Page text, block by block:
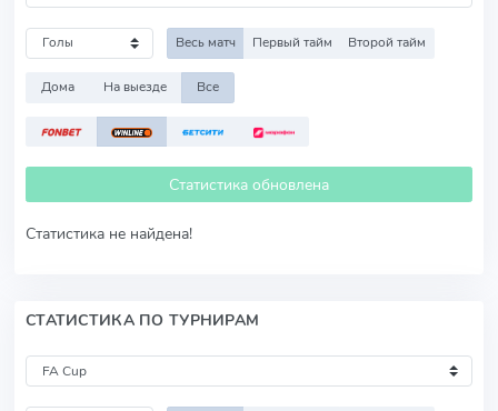
Весь матч Первый тайм Второй тайм
Дома На выезде Все
Статистика обновлена
Статистика не найдена!
СТАТИСТИКА ПО ТУРНИРАМ